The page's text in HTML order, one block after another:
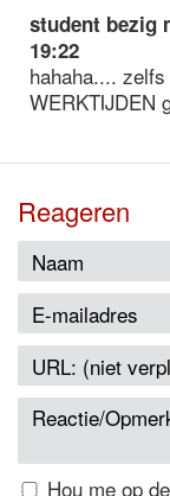
student bezig
19:22
hahaha....
WERKTIJDEN
Reageren
Hou me op